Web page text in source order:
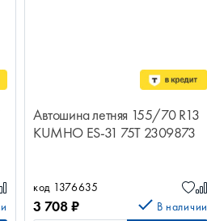
Автошина летняя 155/70 R13
KUMHO ES-31 75T 2309873
код 1376635
3 708₽ В наличии